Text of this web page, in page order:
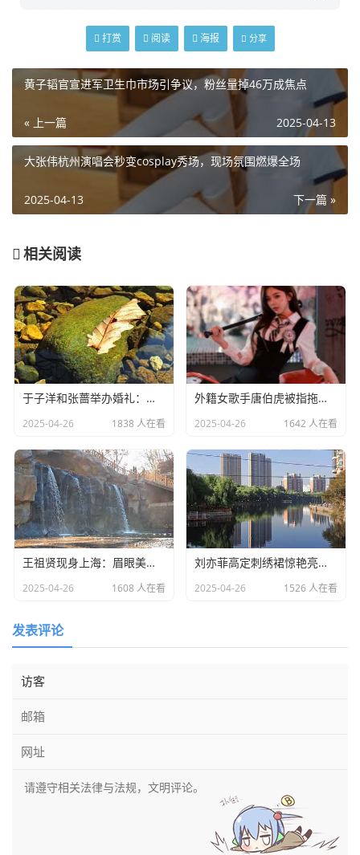
打赏 阅读 海报 分享
黄子韬官宣进军卫生巾市场引争议，粉丝量掉46万成焦点
« 上一篇 2025-04-13
大张伟杭州演唱会秒变cosplay秀场，现场氛围燃爆全场
下一篇 »
2025-04-13
相关阅读
于子洋和张蔷举办婚礼：一对赛场情场双丰收的人生赢家​
2025-04-26 1838 人在看
外籍女歌手唐伯虎被指拖欠劳务费：明星责任不应该缺席​
2025-04-26 1642 人在看
王祖贤现身上海：眉眼美丽气质优雅，时光难掩女神风采
2025-04-26 1608 人在看
​刘亦菲高定刺绣裙惊艳亮相：皮肤白到发光诠释东方美学​
2025-04-26 1526 人在看
发表评论